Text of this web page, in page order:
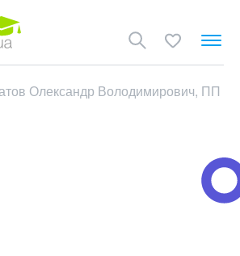
Олександр Володимирович, ПП